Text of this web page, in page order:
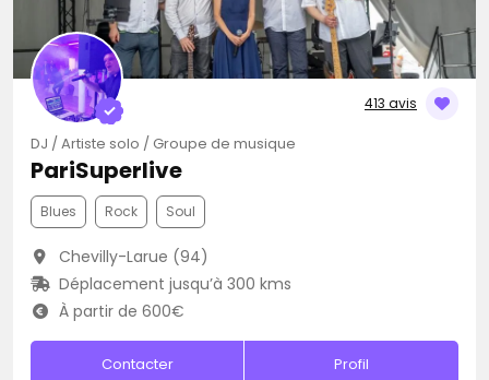
413 avis
DJ / Artiste solo / Groupe de musique
PariSuperlive
Blues Rock Soul
Chevilly-Larue (94)
Déplacement jusqu’à 300 kms
À partir de 600€
Contacter Profil